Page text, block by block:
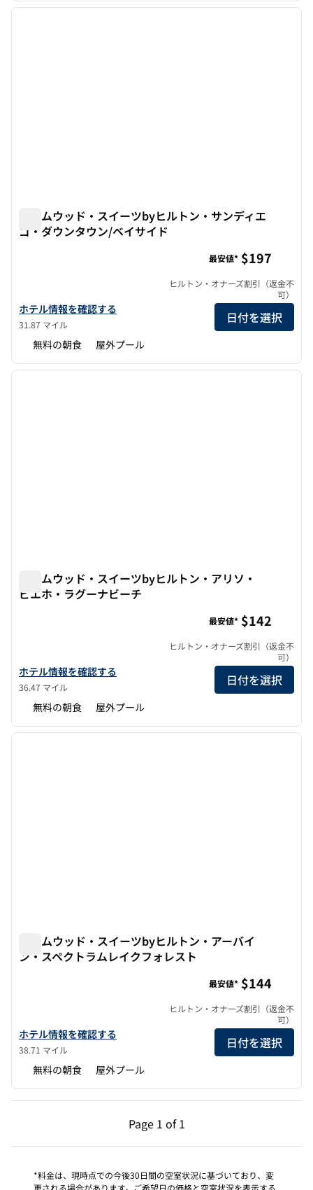
1/12
次の
ホームウッド・スイーツbyヒルトン・サンディエ
ゴ・ダウンタウン/ベイサイド
ホームウッド・スイーツbyヒルトン・サンディエゴ・ダウンタウ
ホテル情報を確認する
31.87 マイル
最安値* $197
ヒルトン・オナーズ割引（返金不
可）
日付を選択
無料の朝食 屋外プール
1/12
1/12
次の
ホームウッド・スイーツbyヒルトン・アリソ・
ビエホ・ラグーナビーチ
ホームウッド・スイーツbyヒルトン・アリソビエホ・ラグーナビ
ホテル情報を確認する
36.47 マイル
最安値* $142
ヒルトン・オナーズ割引（返金不
可）
日付を選択
無料の朝食 屋外プール
1/12
1/12
前の画像 次の
ホームウッド・スイーツbyヒルトン・アーバイ
ン・スペクトラムレイクフォレスト
ホームウッド・スイーツbyヒルトン・アーバイン・スペクトラム
ホテル情報を確認する
38.71 マイル
最安値* $144
ヒルトン・オナーズ割引（返金不
可）
日付を選択
無料の朝食 屋外プール
Page 1 of 1
前のページ（1/1）
Page 1 of 1
*料金は、現時点での今後30日間の空室状況に基づいており、変
更される場合があります。ご希望日の価格と空室状況を表示する